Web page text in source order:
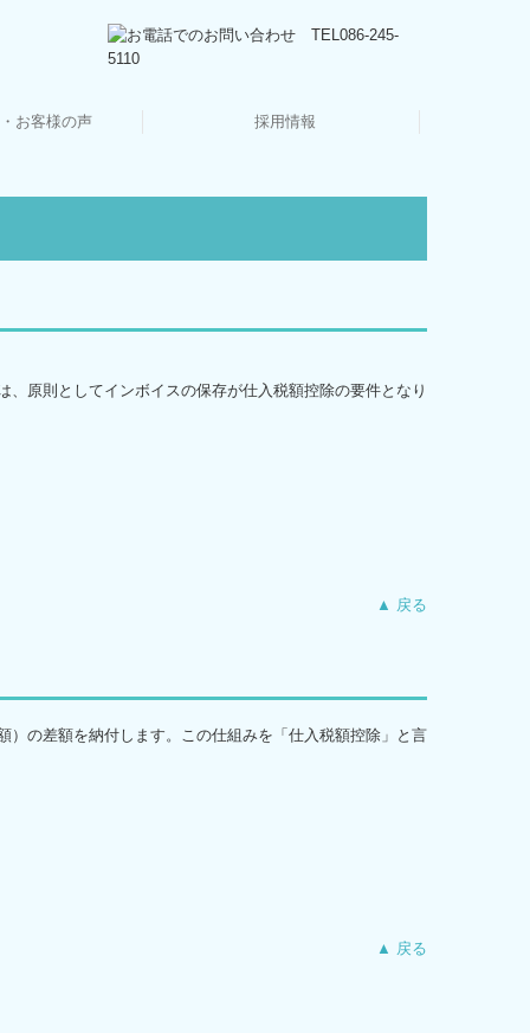
お客様の声 採用情報
原則としてインボイスの保存が仕入税額控除の要件となり
▲ 戻る
の差額を納付します。この仕組みを「仕入税額控除」と言
▲ 戻る